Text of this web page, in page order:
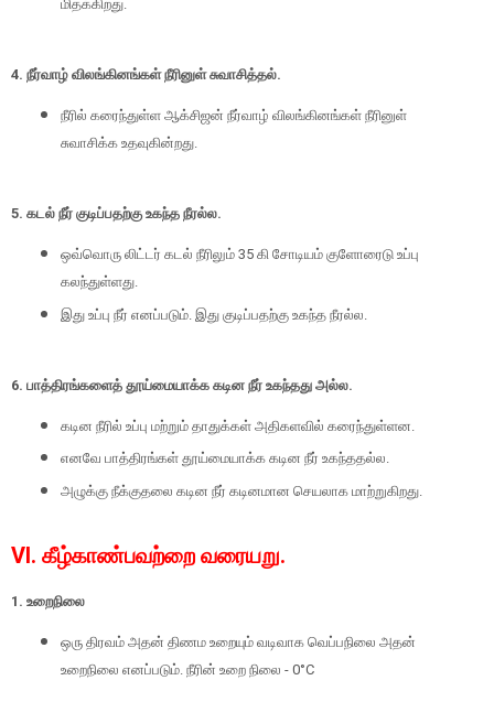
மிதக்கிறது.
4. நீர்வாழ் விலங்கினங்கள் நீரினுள் சுவாசித்தல்.
நீரில் கரைந்துள்ள ஆக்சிஜன் நீர்வாழ் விலங்கினங்கள் நீரினுள்
சுவாசிக்க உதவுகின்றது.
5. கடல் நீர் குடிப்பதற்கு உகந்த நீரல்ல.
ஒவ்வொரு லிட்டர் கடல் நீரிலும் 35 கி சோடியம் குளோரைடு உப்பு
கலந்துள்ளது.
இது உப்பு நீர் எனப்படும். இது குடிப்பதற்கு உகந்த நீரல்ல.
6. பாத்திரங்களைத் தூய்மையாக்க கடின நீர் உகந்தது அல்ல.
கடின நீரில் உப்பு மற்றும் தாதுக்கள் அதிகளவில் கரைந்துள்ளன.
எனவே பாத்திரங்கள் தூய்மையாக்க கடின நீர் உகந்ததல்ல.
அழுக்கு நீக்குதலை கடின நீர் கடினமான செயலாக மாற்றுகிறது.
VI. கீழ்காண்பவற்றை வரையறு.
1. உறைநிலை
ஒரு திரவம் அதன் திணம உறையும் வடிவாக வெப்பநிலை அதன்
உறைநிலை எனப்படும். நீரின் உறை நிலை - 0°C